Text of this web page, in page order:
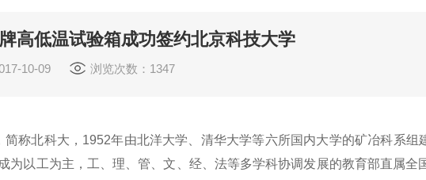
高低温试验箱成功签约北京科技大学
10-09 浏览次数：1347
称北科大，1952年由北洋大学、清华大学等六所国内大学的矿冶科系组
为以工为主，工、理、管、文、经、法等多学科协调发展的教育部直属全